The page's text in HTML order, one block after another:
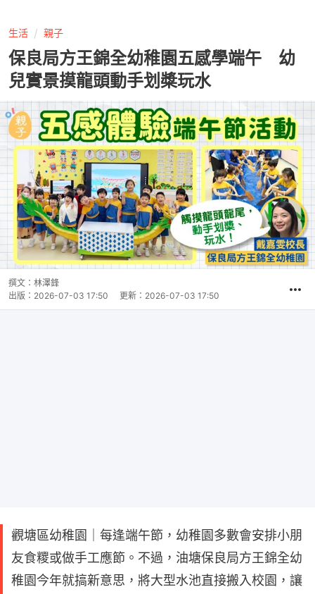
生活 親子
保良局方王錦全幼稚園五感學端午 幼
兒實景摸龍頭動手划槳玩水
撰文： 林澤鋒
出版： 2026-07-03 17:50 更新： 2026-07-03 17:50
觀塘區幼稚園｜每逢端午節，幼稚園多數會安排小朋
友食糭或做手工應節。不過，油塘保良局方王錦全幼
稚園今年就搞新意思，將大型水池直接搬入校園，讓